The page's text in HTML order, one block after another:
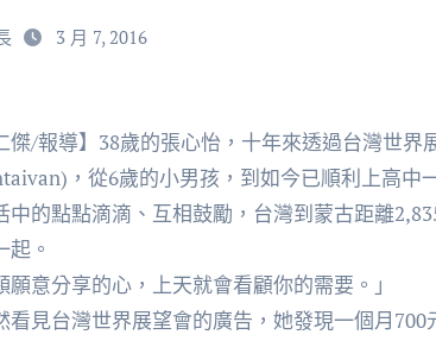
3 月 7, 2016
，從6歲的小男孩，到如今已順利上高中
中的點點滴滴、互相鼓勵，台灣到蒙古距離
。
願意分享的心，上天就會看顧你的需要。」
看見台灣世界展望會的廣告，她發現一個月700